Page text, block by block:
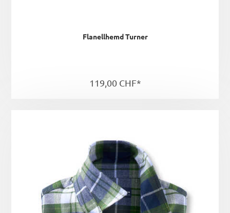
Flanellhemd Turner
119,00 CHF*